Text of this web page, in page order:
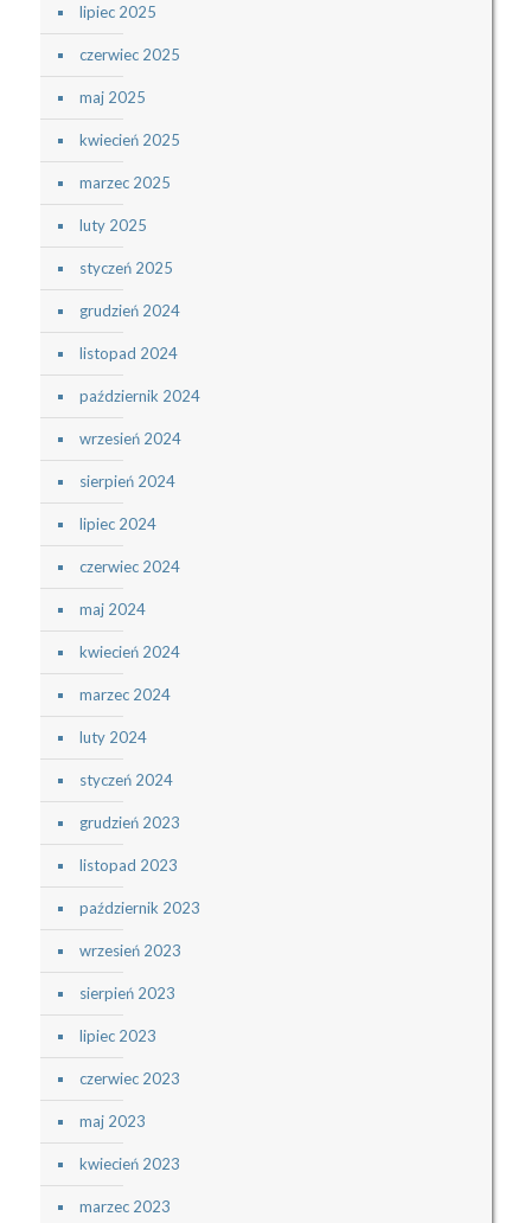
lipiec 2025
czerwiec 2025
maj 2025
kwiecień 2025
marzec 2025
luty 2025
styczeń 2025
grudzień 2024
listopad 2024
październik 2024
wrzesień 2024
sierpień 2024
lipiec 2024
czerwiec 2024
maj 2024
kwiecień 2024
marzec 2024
luty 2024
styczeń 2024
grudzień 2023
listopad 2023
październik 2023
wrzesień 2023
sierpień 2023
lipiec 2023
czerwiec 2023
maj 2023
kwiecień 2023
marzec 2023